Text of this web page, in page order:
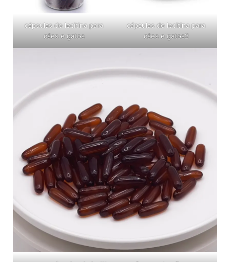
cápsulas de lecitina para
cães e gatos
cápsulas de lecitina para
cães e gatos2